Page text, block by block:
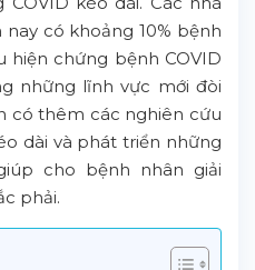
có khoảng 10% bệnh
hiện chứng bệnh COVID
những lĩnh vực mới đòi
có thêm các nghiên cứu
dài và phát triển những
cho bệnh nhân giải
phải.